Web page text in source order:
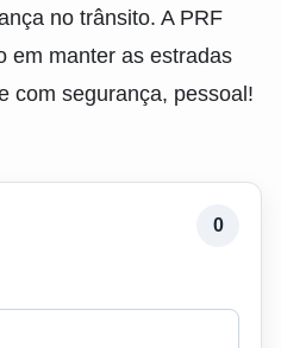
no trânsito. A PRF
em manter as estradas
com segurança, pessoal!
0